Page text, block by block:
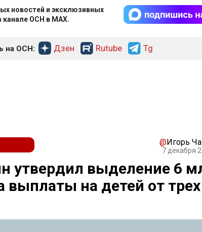
новостей и эксклюзивных
канале ОСН в MAX.
на ОСН: Дзен Rutube Tg
@Игорь
7 декабря
утвердил выделение 6
выплаты на детей от